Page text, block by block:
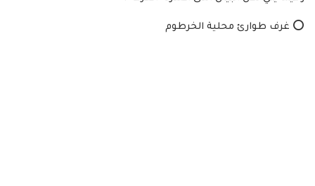
⭕ غرف طوارئ محلية الخرطوم